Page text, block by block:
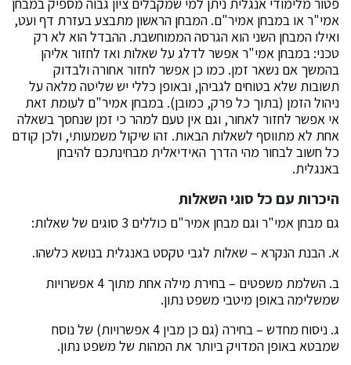
אמי"ר או במבחן אמיר"ם. המבחן הראשון מתבצע בעזרת דף ועט,
ואילו המבחן השני הוא הגרסה הממוחשבת. ההבדל הוא לא רק
טכני: במבחן אמי"ר אפשר לדלג על שאלות ואז לחזור אליהן
בהמשך אם נשאר זמן. כמו כן אפשר לחזור אחורה ולבדוק
תשובות שלא בטוחים לגביהן, ובאופן כללי יש שליטה מלאה על
ניהול הזמן (בתוך כל פרק, כמובן). במבחן אמיר"ם לעומת זאת
אי אפשר לחזור לאחור, וגם אין טעם למהר כי זמן שנחסך בשאלה
אחת לא מתווסף לשאלות הבאות. זהו שיקול משמעותי, ולכן קודם
כל חשוב לבחור מהי הדרך האידיאלית מבחינתכם להיבחן
באנגלית.
היכרות עם כל סוגי השאלות
גם מבחן אמי"ר וגם מבחן אמיר"ם כוללים 3 סוגים של שאלות:
א. הבנת הנקרא – שאלות לגבי טקסט באנגלית בנושא כלשהו.
ב. השלמת משפטים – בחירת מילה אחת מתוך 4 אפשרויות
שמשלימה באופן מיטבי משפט נתון.
ג. ניסוח מחדש – בחירה (גם כן מבין 4 אפשרויות) של נוסח
שמבטא באופן המדויק ביותר את המהות של משפט נתון.